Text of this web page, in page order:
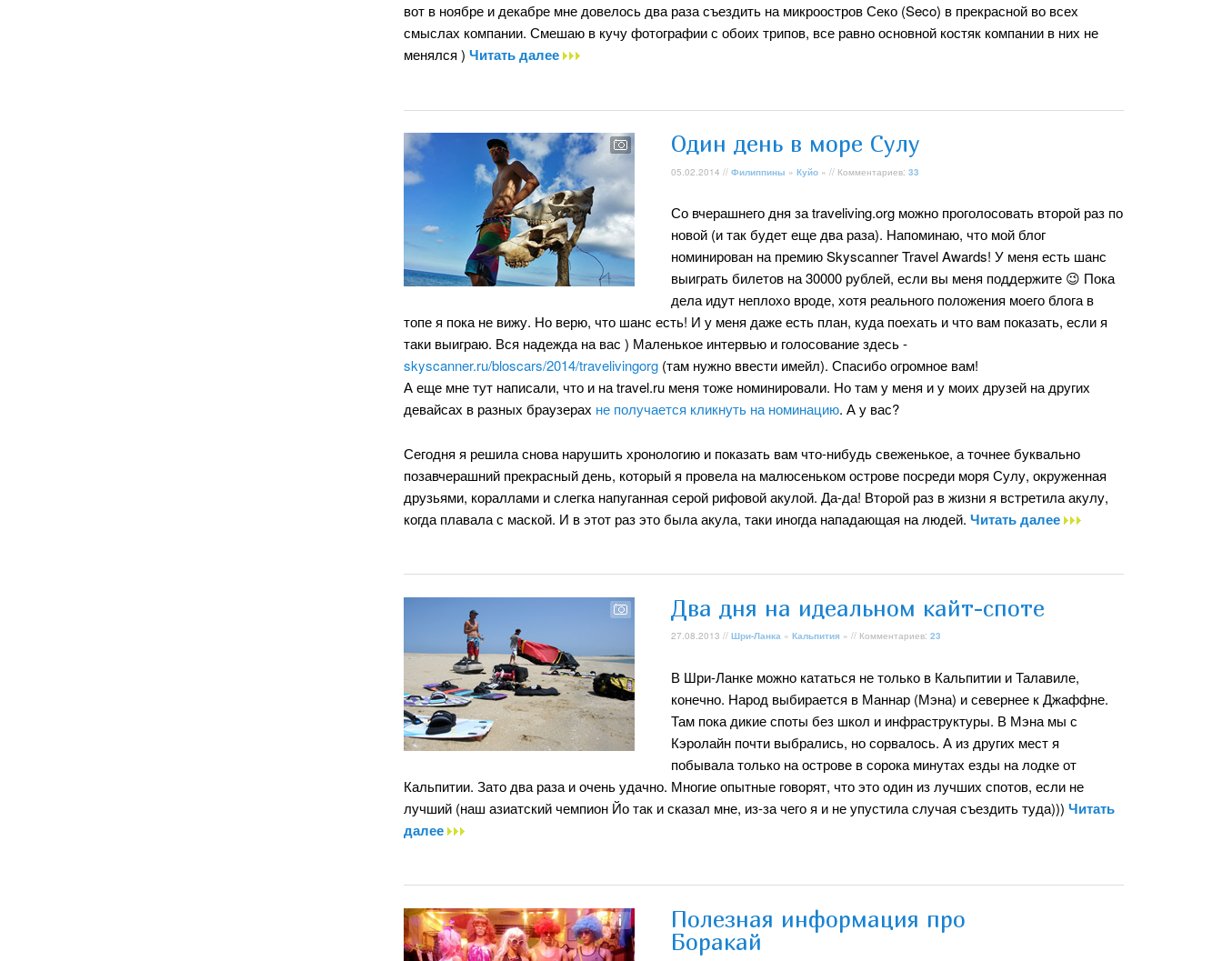
вот в ноябре и декабре мне довелось два раза съездить на микроостров Секо (Seco) в прекрасной во всех
смыслах компании. Смешаю в кучу фотографии с обоих трипов, все равно основной костяк компании в них не
менялся ) Читать далее
Один день в море Сулу
05.02.2014 // Филиппины » Куйо » // Комментариев: 33
Со вчерашнего дня за traveliving.org можно проголосовать второй раз по
новой (и так будет еще два раза). Напоминаю, что мой блог
номинирован на премию Skyscanner Travel Awards! У меня есть шанс
выиграть билетов на 30000 рублей, если вы меня поддержите 😉 Пока
дела идут неплохо вроде, хотя реального положения моего блога в
топе я пока не вижу. Но верю, что шанс есть! И у меня даже есть план, куда поехать и что вам показать, если я
таки выиграю. Вся надежда на вас ) Маленькое интервью и голосование здесь -
skyscanner.ru/bloscars/2014/travelivingorg (там нужно ввести имейл). Спасибо огромное вам!
А еще мне тут написали, что и на travel.ru меня тоже номинировали. Но там у меня и у моих друзей на других
девайсах в разных браузерах не получается кликнуть на номинацию. А у вас?
Сегодня я решила снова нарушить хронологию и показать вам что-нибудь свеженькое, а точнее буквально
позавчерашний прекрасный день, который я провела на малюсеньком острове посреди моря Сулу, окруженная
друзьями, кораллами и слегка напуганная серой рифовой акулой. Да-да! Второй раз в жизни я встретила акулу,
когда плавала с маской. И в этот раз это была акула, таки иногда нападающая на людей. Читать далее
Два дня на идеальном кайт-споте
27.08.2013 // Шри-Ланка » Кальпития » // Комментариев: 23
В Шри-Ланке можно кататься не только в Кальпитии и Талавиле,
конечно. Народ выбирается в Маннар (Мэна) и севернее к Джаффне.
Там пока дикие споты без школ и инфраструктуры. В Мэна мы с
Кэролайн почти выбрались, но сорвалось. А из других мест я
побывала только на острове в сорока минутах езды на лодке от
Кальпитии. Зато два раза и очень удачно. Многие опытные говорят, что это один из лучших спотов, если не
лучший (наш азиатский чемпион Йо так и сказал мне, из-за чего я и не упустила случая съездить туда))) Читать
далее
Полезная информация про
Боракай